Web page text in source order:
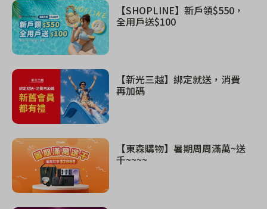
【SHOPLINE】新戶領$550，
全用戶送$100
【新光三越】綁定就送，消費
再加碼
【東森購物】暑期周周滿萬~送
千~~~~